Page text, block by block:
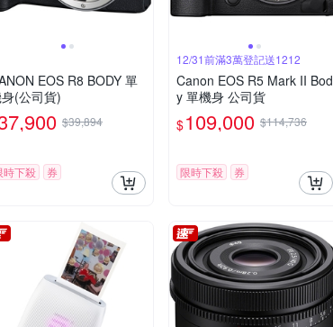
EOS R8 BODY 單
(公司貨)
$39,894
時下殺 券
12/31前滿3萬登記送1212
Canon EOS R5 Mark II Bod
y 單機身 公司貨
$109,000 $114,736
限時下殺 券